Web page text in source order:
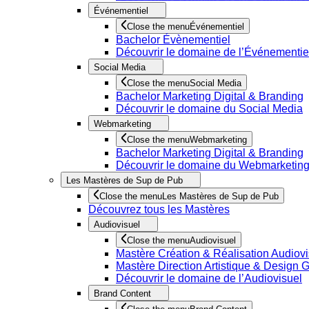
Événementiel
Close the menuÉvénementiel
Bachelor Évènementiel
Découvrir le domaine de l’Événementiel
Social Media
Close the menuSocial Media
Bachelor Marketing Digital & Branding
Découvrir le domaine du Social Media
Webmarketing
Close the menuWebmarketing
Bachelor Marketing Digital & Branding
Découvrir le domaine du Webmarketing
Les Mastères de Sup de Pub
Close the menuLes Mastères de Sup de Pub
Découvrez tous les Mastères
Audiovisuel
Close the menuAudiovisuel
Mastère Création & Réalisation
Mastère Direction Artistique & Design
Découvrir le domaine de l’Audiovisuel
Brand Content